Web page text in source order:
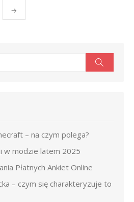
→
– na czym polega?
w modzie latem 2025
Płatnych Ankiet Online
– czym się charakteryzuje to